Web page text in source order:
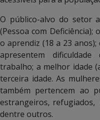
O público-alvo do setor
(Pessoa com Deficiência);
o aprendiz (18 a 23
apresentem
trabalho; a melhor idade
terceira idade. As
também pertencem ao
estrangeiros, refugiados,
dentre outros.